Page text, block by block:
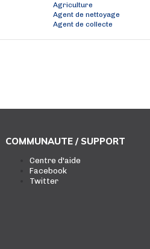
Agriculture
Agent de nettoyage
Agent de collecte
COMMUNAUTE / SUPPORT
Centre d'aide
Facebook
Twitter